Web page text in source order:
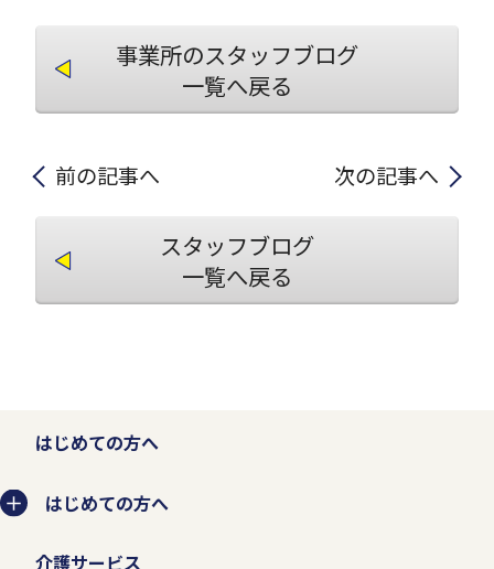
事業所のスタッフブログ
一覧へ戻る
前の記事へ 次の記事へ
スタッフブログ
一覧へ戻る
はじめての方へ
はじめての方へ
介護サービス